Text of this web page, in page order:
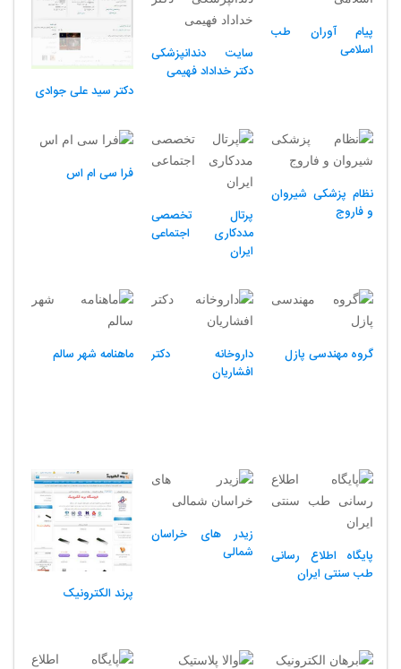
پیام آوران طب
اسلامی
سایت دندانپزشکی
دکتر خداداد فهیمی
دکتر سید علی جوادی
نظام پزشکی شیروان
و فاروج
پرتال تخصصی
مددکاری اجتماعی
ایران
فرا سی ام اس
گروه مهندسی پازل
داروخانه دکتر
افشاریان
ماهنامه شهر سالم
پایگاه اطلاع رسانی
طب سنتی ایران
زیدر های خراسان
شمالی
پرند الکترونیک